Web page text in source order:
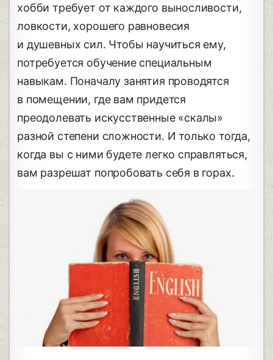
хобби требует от каждого выносливости,
ловкости, хорошего равновесия
и душевных сил. Чтобы научиться ему,
потребуется обучение специальным
навыкам. Поначалу занятия проводятся
в помещении, где вам придется
преодолевать искусственные «скалы»
разной степени сложности. И только тогда,
когда вы с ними будете легко справляться,
вам разрешат попробовать себя в горах.